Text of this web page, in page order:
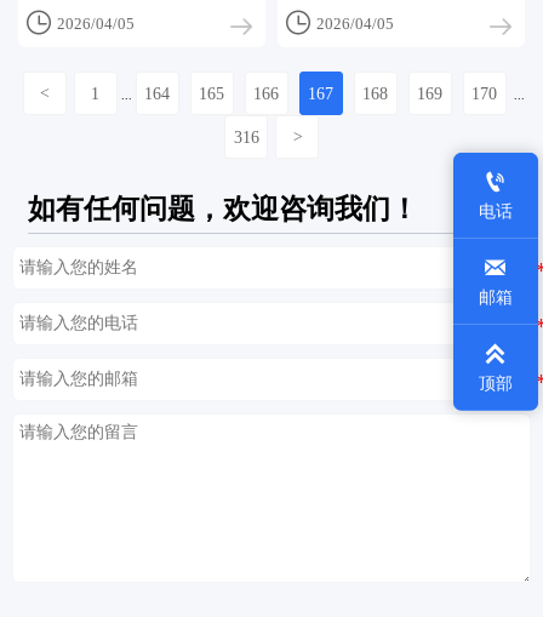
 2026/04/05  2026/04/05
< 1 164 165 166 167 168 169 170
316 >
如有任何问题，欢迎咨询我们！

电话

邮箱

顶部